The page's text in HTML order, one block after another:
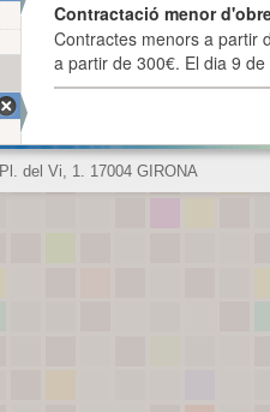
Contractació menor
Contractes menors a partir
a partir de 300€. El dia 9
Pl. del Vi, 1. 17004 GIRONA